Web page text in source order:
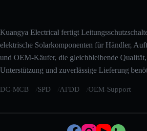
Kuangya Electrical fertigt
elektrische Solarkomponenten für Händler,
und OEM-Käufer, die gleichbleibende
Unterstützung und zuverlässige Lieferung
DC-MCB SPD AFDD OEM-Support